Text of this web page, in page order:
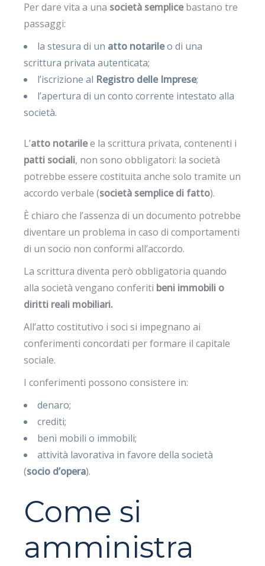
Per dare vita a una società semplicebastano tre
passaggi:
la stesura di un atto notarileo di una
scrittura privata autenticata;
l’iscrizione al Registro delle Imprese;
l’apertura di un conto corrente intestato alla
società.
L’atto notarilee la scrittura privata, contenenti i
patti sociali, non sono obbligatori: la società
potrebbe essere costituita anche solo tramite un
accordo verbale (società semplice di fatto).
È chiaro che l’assenza di un documento potrebbe
diventare un problema in caso di comportamenti
di un socio non conformi all’accordo.
La scrittura diventa però obbligatoria quando
alla società vengano conferiti beni immobili o
diritti reali mobiliari.
All’atto costitutivo i soci si impegnano ai
conferimenti concordati per formare il capitale
sociale.
I conferimenti possono consistere in:
denaro;
crediti;
beni mobili o immobili;
attività lavorativa in favore della società
(socio d’opera).
Come si
amministra